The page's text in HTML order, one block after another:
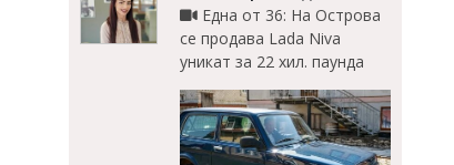
Една от 36: На Острова
се продава Lada Niva
уникат за 22 хил. паунда